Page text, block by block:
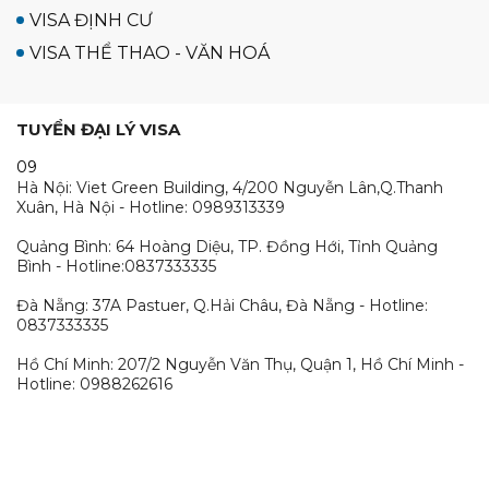
VISA ĐỊNH CƯ
VISA THỂ THAO - VĂN HOÁ
TUYỂN ĐẠI LÝ VISA
09
Hà Nội: Viet Green Building, 4/200 Nguyễn Lân,Q.Thanh
Xuân, Hà Nội - Hotline: 0989313339
Quảng Bình: 64 Hoàng Diệu, TP. Đồng Hới, Tỉnh Quảng
Bình - Hotline:0837333335
Đà Nẵng: 37A Pastuer, Q.Hải Châu, Đà Nẵng - Hotline:
0837333335
Hồ Chí Minh: 207/2 Nguyễn Văn Thụ, Quận 1, Hồ Chí Minh -
Hotline: 0988262616